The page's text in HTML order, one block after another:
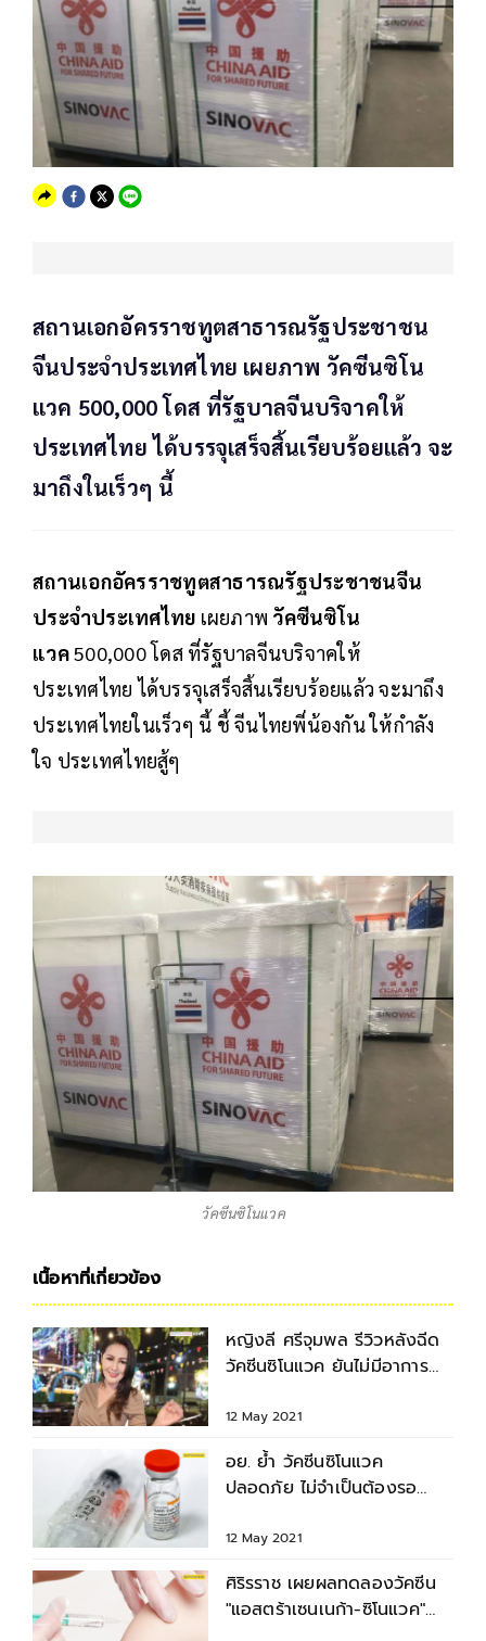
สถานเอกอัครราชทูตสาธารณรัฐประชาชน
จีนประจำประเทศไทย เผยภาพ วัคซีนซิโน
แวค 500,000 โดส ที่รัฐบาลจีนบริจาคให้
ประเทศไทย ได้บรรจุเสร็จสิ้นเรียบร้อยแล้ว จะ
มาถึงในเร็วๆ นี้
สถานเอกอัครราชทูตสาธารณรัฐประชาชนจีน
ประจำประเทศไทย เผยภาพ วัคซีนซิโน
แวค500,000 โดส ที่รัฐบาลจีนบริจาคให้
ประเทศไทย ได้บรรจุเสร็จสิ้นเรียบร้อยแล้ว จะมาถึง
ประเทศไทยในเร็วๆ นี้ ชี้ จีนไทยพี่น้องกัน ให้กำลัง
ใจ ประเทศไทยสู้ๆ
วัคซีนซิโนแวค
เนื้อหาที่เกี่ยวข้อง
หญิงลี ศรีจุมพล รีวิวหลังฉีด
วัคซีนซิโนแวค ยันไม่มีอาการ
12 May 2021
อย. ย้ำ วัคซีนซิโนแวค
ปลอดภัย ไม่จำเป็นต้องรอ
12 May 2021
ศิริรราช เผยผลทดลองวัคซีน
"แอสตร้าเซนเนก้า-ซิโนแวค"